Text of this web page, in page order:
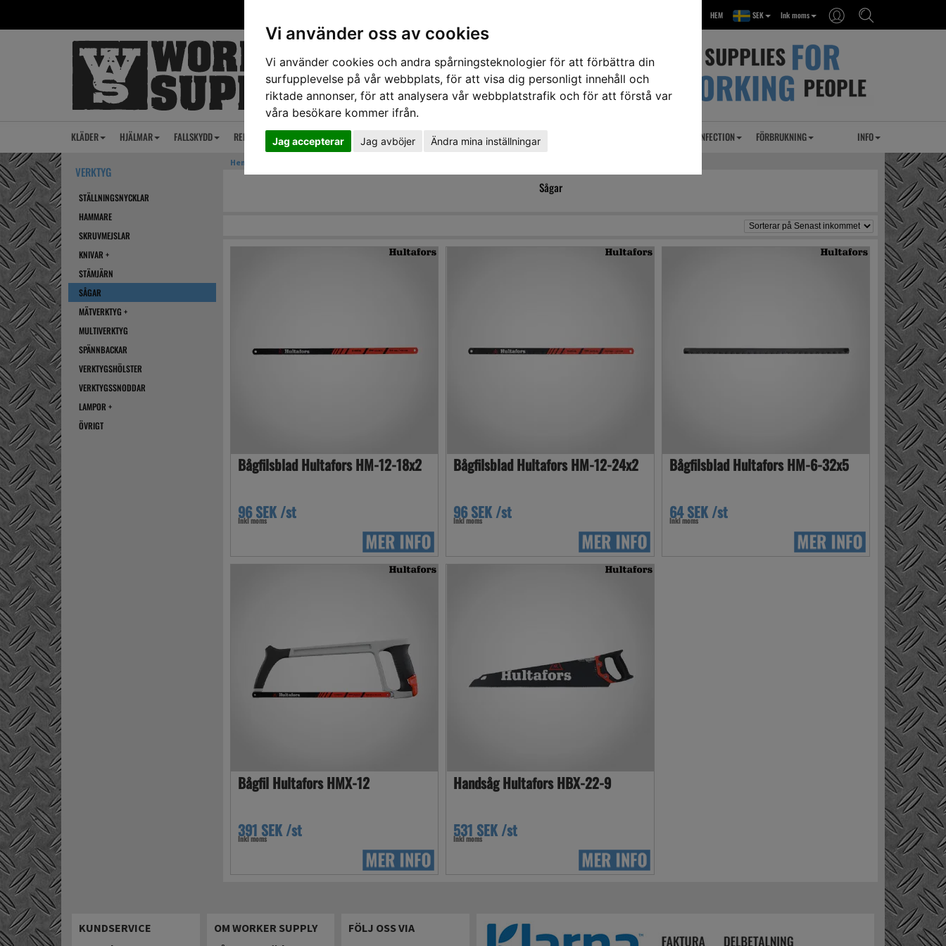
Vi använder oss av cookies
Vi använder cookies och andra spårningsteknologier för att förbättra din
surfupplevelse på vår webbplats, för att visa dig personligt innehåll och
riktade annonser, för att analysera vår webbplatstrafik och för att förstå var
våra besökare kommer ifrån.
Jag accepterar Jag avböjer Ändra mina inställningar
Ink moms
SEK
HEM
KLÄDER HJÄLMAR FALLSKYDD REP ANSIKTSSKYDD HÖRSELSKYDD HANDSKAR SKOR VERKTYG UVC DESINFECTION FÖRBRUKNING INFO
VERKTYG
STÄLLNINGSNYCKLAR
HAMMARE
SKRUVMEJSLAR
KNIVAR +
STÄMJÄRN
SÅGAR
MÄTVERKTYG +
MULTIVERKTYG
SPÄNNBACKAR
VERKTYGSHÖLSTER
VERKTYGSSNODDAR
LAMPOR +
ÖVRIGT
Hem
Sågar
Bågfilsblad Hultafors HM-12-18x2
96 SEK /st
Inkl moms
Bågfilsblad Hultafors HM-12-24x2
96 SEK /st
Inkl moms
Bågfilsblad Hultafors HM-6-32x5
64 SEK /st
Inkl moms
Bågfil Hultafors HMX-12
391 SEK /st
Inkl moms
Handsåg Hultafors HBX-22-9
531 SEK /st
Inkl moms
KUNDSERVICE
OM WORKER SUPPLY
FÖLJ OSS VIA